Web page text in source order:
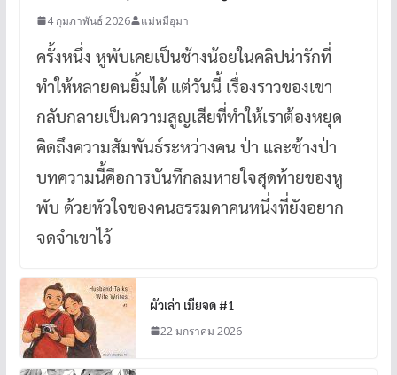
4 กุมภาพันธ์ 2026 แม่หมีอุมา
ครั้งหนึ่ง หูพับเคยเป็นช้างน้อยในคลิปน่ารักที่
ทำให้หลายคนยิ้มได้ แต่วันนี้ เรื่องราวของเขา
กลับกลายเป็นความสูญเสียที่ทำให้เราต้องหยุด
คิดถึงความสัมพันธ์ระหว่างคน ป่า และช้างป่า
บทความนี้คือการบันทึกลมหายใจสุดท้ายของหู
พับ ด้วยหัวใจของคนธรรมดาคนหนึ่งที่ยังอยาก
จดจำเขาไว้
ผัวเล่า เมียจด #1
22 มกราคม 2026